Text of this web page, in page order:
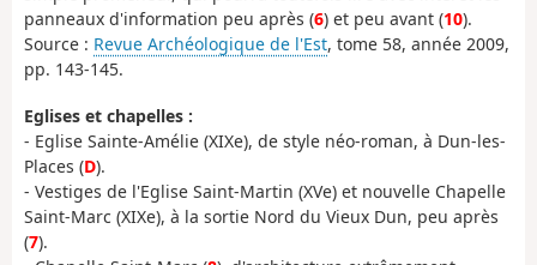
panneaux d'information peu après (6) et peu avant (10).
Source : Revue Archéologique de l'Est, tome 58, année 2009,
pp. 143-145.
Eglises et chapelles :
- Eglise Sainte-Amélie (XIXe), de style néo-roman, à Dun-les-
Places (D).
- Vestiges de l'Eglise Saint-Martin (XVe) et nouvelle Chapelle
Saint-Marc (XIXe), à la sortie Nord du Vieux Dun, peu après
(7).